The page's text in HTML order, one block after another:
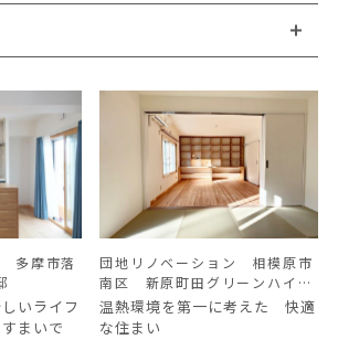
多摩市落
いライフ
すまいで
団地リノベーション 相模原市
南区 新原町田グリーンハイ
ツ K様邸
温熱環境を第一に考えた 快適
な住まい